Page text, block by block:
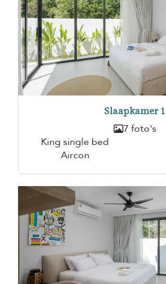
Slaapkamer 1
7 foto's
King single bed
Aircon